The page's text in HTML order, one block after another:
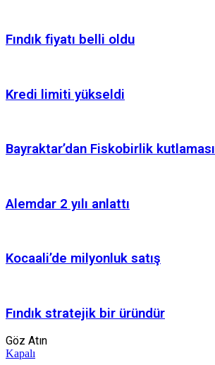
Fındık fiyatı belli oldu
Kredi limiti yükseldi
Bayraktar’dan Fiskobirlik kutlaması
Alemdar 2 yılı anlattı
Kocaali’de milyonluk satış
Fındık stratejik bir üründür
Göz Atın
Kapalı